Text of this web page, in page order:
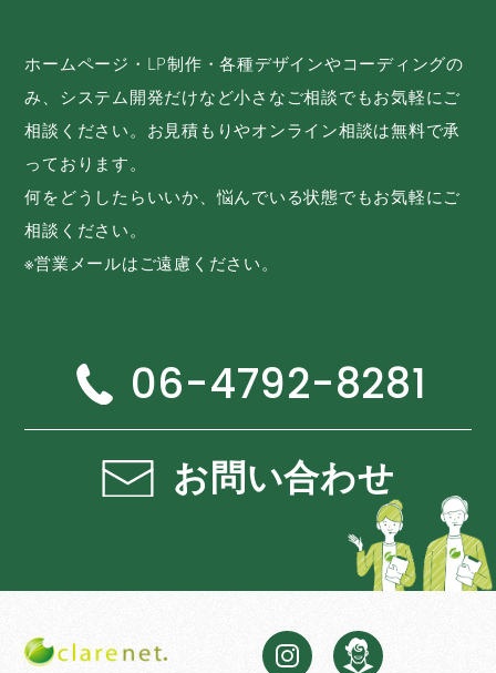
ホームページ・LP制作・各種デザインやコーディングの
み、システム開発だけなど小さなご相談でもお気軽にご
相談ください。お見積もりやオンライン相談は無料で承
っております。
何をどうしたらいいか、悩んでいる状態でもお気軽にご
相談ください。
※営業メールはご遠慮ください。
06-4792-8281
お問い合わせ